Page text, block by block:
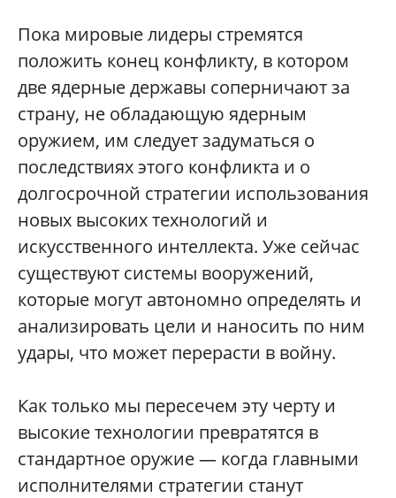
Пока мировые лидеры стремятся
положить конец конфликту, в котором
две ядерные державы соперничают за
страну, не обладающую ядерным
оружием, им следует задуматься о
последствиях этого конфликта и о
долгосрочной стратегии использования
новых высоких технологий и
искусственного интеллекта. Уже сейчас
существуют системы вооружений,
которые могут автономно определять и
анализировать цели и наносить по ним
удары, что может перерасти в войну.
Как только мы пересечем эту черту и
высокие технологии превратятся в
стандартное оружие — когда главными
исполнителями стратегии станут